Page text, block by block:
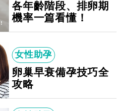
各年齡階段、排卵期
機率一篇看懂！
女性助孕
卵巢早衰備孕技巧全
攻略